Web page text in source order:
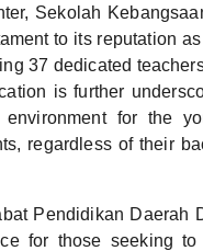
Sekolah
to its reputation
37 dedicated
is further
for the
regardless of their
Pendidikan Daerah
for those seeking